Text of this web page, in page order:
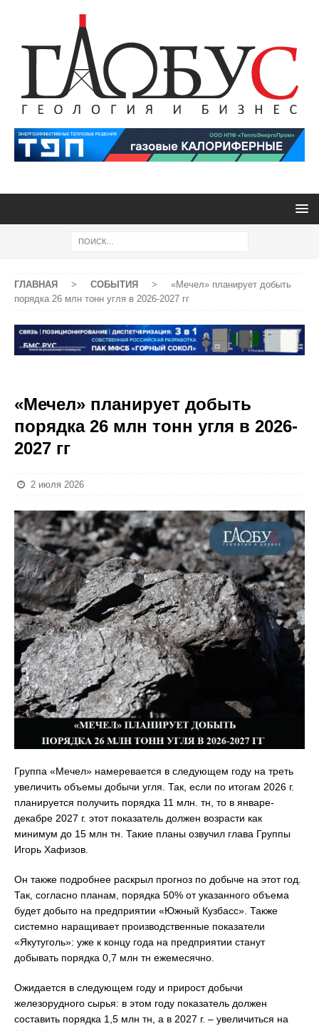
ГЛАВНАЯ > СОБЫТИЯ >
«Мечел» планирует добыть
порядка 26 млн тонн угля в 2026-2027 гг
«Мечел» планирует добыть
порядка 26 млн тонн угля в 2026-
2027 гг
2 июля 2026
Группа «Мечел» намеревается в следующем году на треть
увеличить объемы добычи угля. Так, если по итогам 2026 г.
планируется получить порядка 11 млн. тн, то в январе-
декабре 2027 г. этот показатель должен возрасти как
минимум до 15 млн тн. Такие планы озвучил глава Группы
Игорь Хафизов.
Он также подробнее раскрыл прогноз по добыче на этот год.
Так, согласно планам, порядка 50% от указанного объема
будет добыто на предприятии «Южный Кузбасс». Также
системно наращивает производственные показатели
«Якутуголь»: уже к концу года на предприятии станут
добывать порядка 0,7 млн тн ежемесячно.
Ожидается в следующем году и прирост добычи
железорудного сырья: в этом году показатель должен
составить порядка 1,5 млн тн, а в 2027 г. – увеличиться на